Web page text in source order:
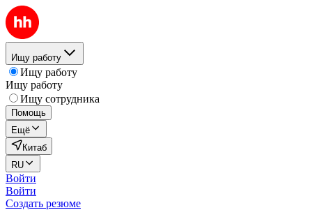
Ищу работу
Ищу работу
Ищу работу
Ищу сотрудника
Помощь
Ещё
Китаб
RU
Войти
Войти
Создать резюме